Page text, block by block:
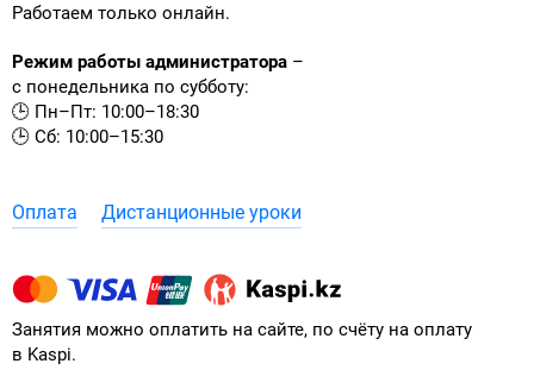
Работаем только онлайн.
Режим работы администратора –
с понедельника по субботу:
🕒 Пн–Пт: 10:00–18:30
🕒 Сб: 10:00–15:30
Оплата Дистанционные уроки
Занятия можно оплатить на сайте, по счёту на оплату
в Kaspi.